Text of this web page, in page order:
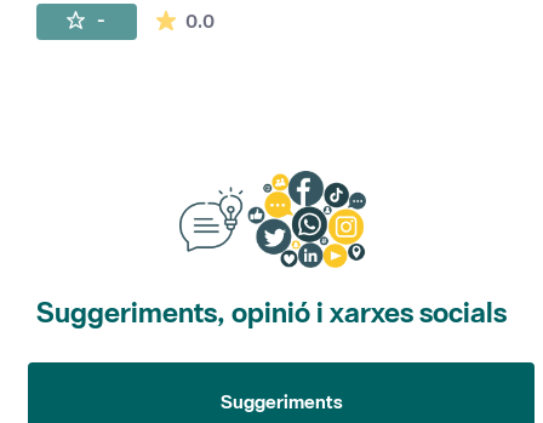
- 0.0La mitjana de les valoracions és de 0
Suggeriments, opinió i xarxes socials
Suggeriments